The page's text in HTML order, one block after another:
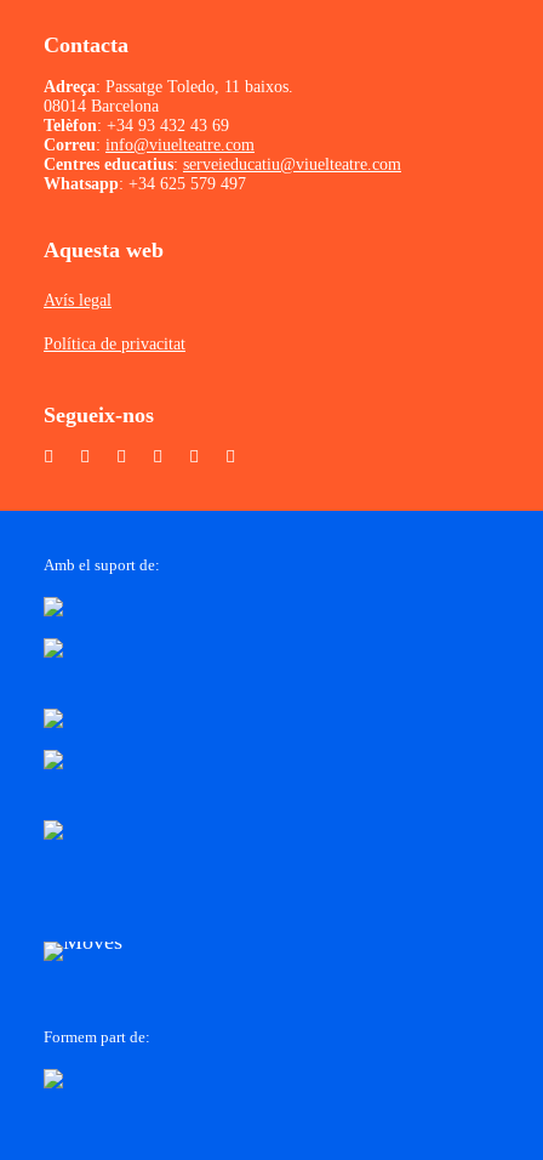
Contacta
Adreça: Passatge Toledo, 11 baixos.
08014 Barcelona
Telèfon: +34 93 432 43 69
Correu: info@viuelteatre.com
Centres educatius: serveieducatiu@viuelteatre.com
Whatsapp: +34 625 579 497
Aquesta web
Avís legal
Política de privacitat
Segueix-nos
Amb el suport de:
Formem part de: